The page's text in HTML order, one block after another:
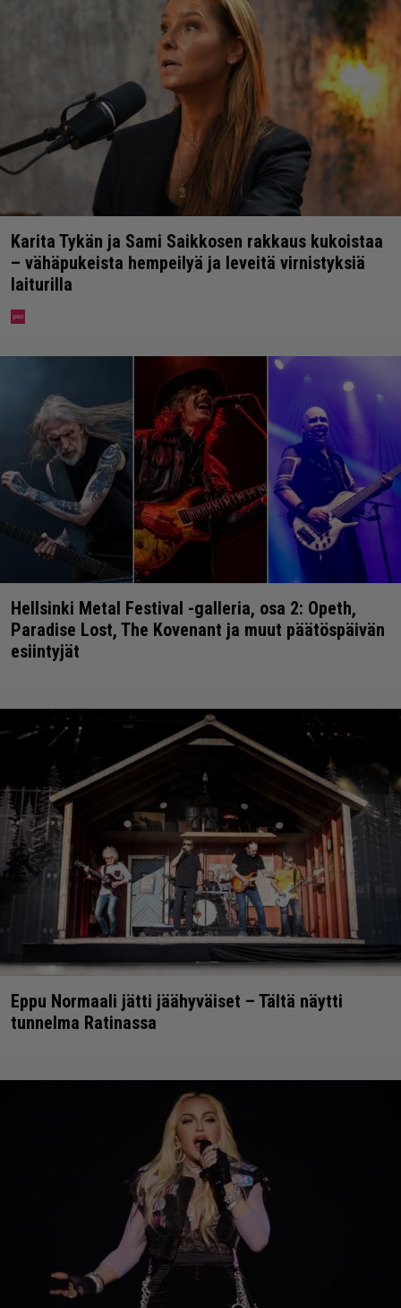
Karita Tykän ja Sami Saikkosen rakkaus kukoistaa
– vähäpukeista hempeilyä ja leveitä virnistyksiä
laiturilla
Hellsinki Metal Festival -galleria, osa 2: Opeth,
Paradise Lost, The Kovenant ja muut päätöspäivän
esiintyjät
Eppu Normaali jätti jäähyväiset – Tältä näytti
tunnelma Ratinassa